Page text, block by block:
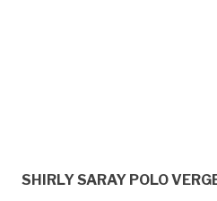
SHIRLY SARAY POLO